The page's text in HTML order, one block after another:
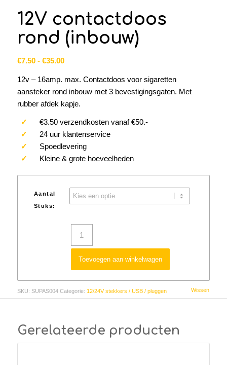
12V contactdoos
rond (inbouw)
€7.50 - €35.00Prijsklasse:
tot
€35.00
12v – 16amp. max. Contactdoos voor sigaretten
aansteker rond inbouw met 3 bevestigingsgaten. Met
rubber afdek kapje.
✓ €3.50 verzendkosten vanaf €50.-
✓ 24 uur klantenservice
✓ Spoedlevering
✓ Kleine & grote hoeveelheden
Aantal
Stuks:
Wissen
Toevoegen aan winkelwagen
SKU: SUPAS004 Categorie: 12/24V stekkers / USB / pluggen
Gerelateerde producten